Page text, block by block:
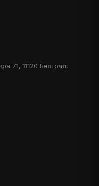
71, 11120 Београд,